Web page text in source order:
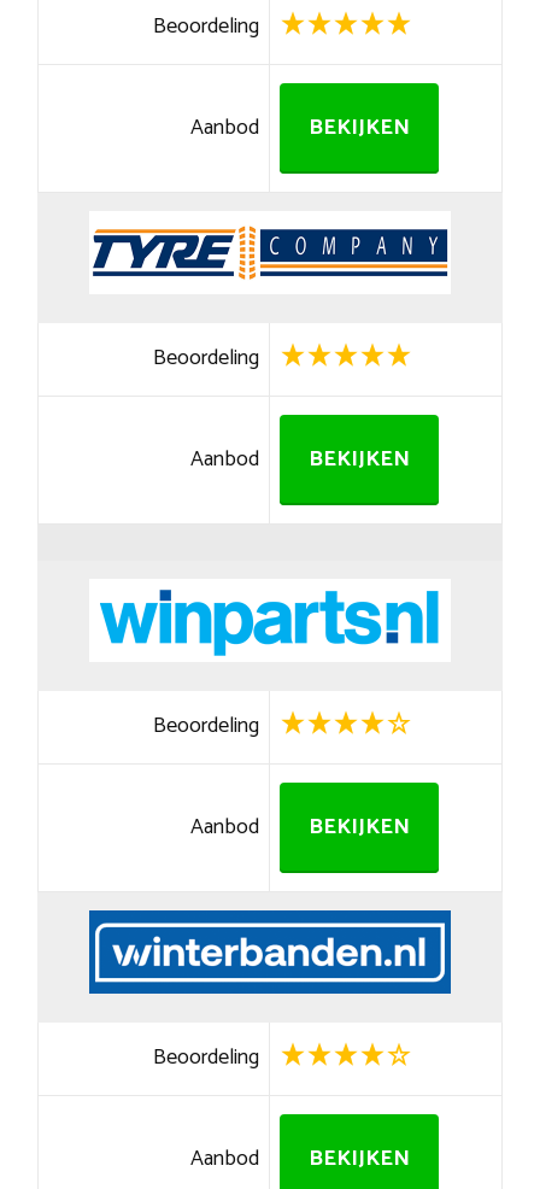
Beoordeling
Aanbod BEKIJKEN
Beoordeling
Aanbod BEKIJKEN
Beoordeling
Aanbod BEKIJKEN
Beoordeling
Aanbod BEKIJKEN